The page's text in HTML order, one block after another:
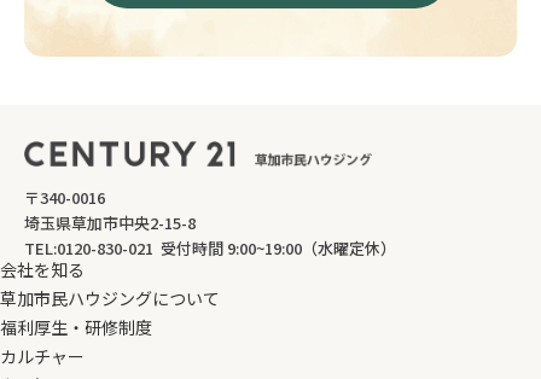
〒340-0016
埼玉県草加市中央2-15-8
TEL:0120-830-021 受付時間 9:00~19:00（水曜定休）
会社を知る
草加市民ハウジングについて
福利厚生・研修制度
カルチャー